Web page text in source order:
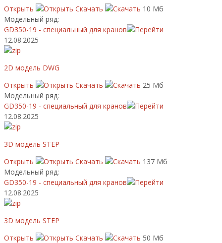
Открыть
Скачать
10 Мб
Модельный ряд:
GD350-19 - специальный для кранов
12.08.2025
2D модель DWG
Открыть
Скачать
25 Мб
Модельный ряд:
GD350-19 - специальный для кранов
12.08.2025
3D модель STEP
Открыть
Скачать
137 Мб
Модельный ряд:
GD350-19 - специальный для кранов
12.08.2025
3D модель STEP
Открыть
Скачать
50 Мб